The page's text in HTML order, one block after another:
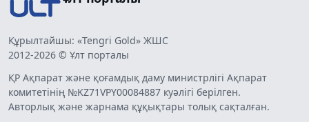
Құрылтайшы: «Tengri Gold» ЖШС
2012-2026 © Ұлт порталы
ҚР Ақпарат және қоғамдық даму министрлігі Ақпарат
комитетінің №KZ71VPY00084887 куәлігі берілген.
Авторлық және жарнама құқықтары толық сақталған.